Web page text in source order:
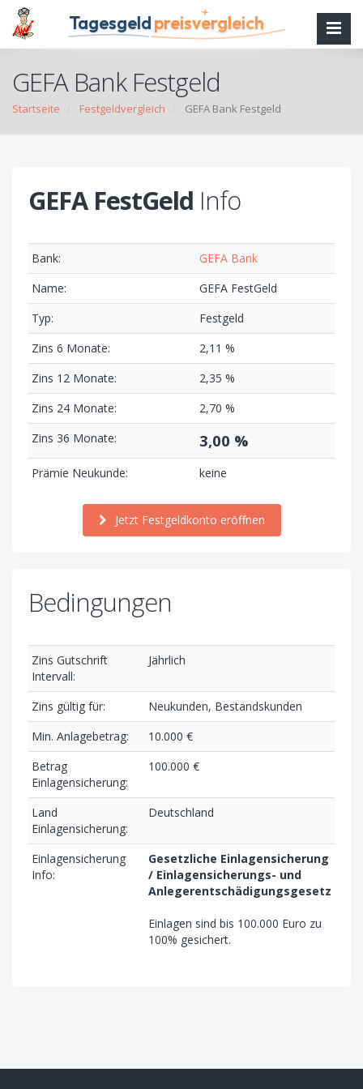
Tagesgeldpreisvergleich
GEFA Bank Festgeld
Startseite Festgeldvergleich GEFA Bank Festgeld
GEFA FestGeld Info
Bank:
GEFA Bank
Name:
GEFA FestGeld
Typ:
Festgeld
Zins 6 Monate:
2,11 %
Zins 12 Monate:
2,35 %
Zins 24 Monate:
2,70 %
Zins 36 Monate:
3,00 %
Prämie Neukunde: keine
Jetzt Festgeldkonto eröffnen
Bedingungen
Zins Gutschrift
Intervall:
Jährlich
Zins gültig für:
Neukunden, Bestandskunden
Min. Anlagebetrag:
10.000 €
Betrag
Einlagensicherung:
100.000 €
Land
Einlagensicherung:
Deutschland
Einlagensicherung
Info:
Gesetzliche Einlagensicherung
/ Einlagensicherungs- und
Anlegerentschädigungsgesetz
Einlagen sind bis 100.000 Euro zu
100% gesichert.